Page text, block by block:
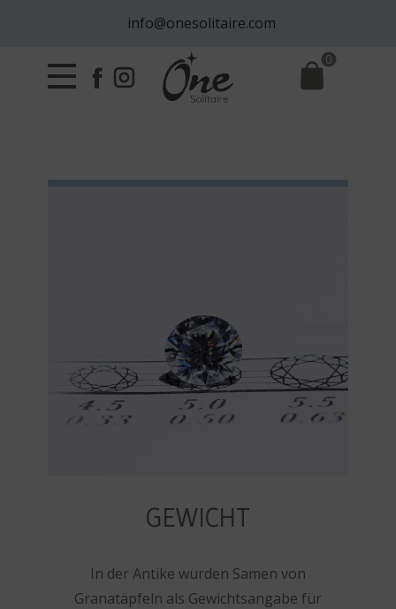
info@onesolitaire.com
0
GEWICHT
In der Antike wurden Samen von
Granatäpfeln als Gewichtsangabe für